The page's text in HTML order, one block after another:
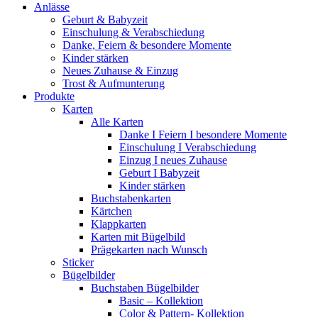
Anlässe
Geburt & Babyzeit
Einschulung & Verabschiedung
Danke, Feiern & besondere Momente
Kinder stärken
Neues Zuhause & Einzug
Trost & Aufmunterung
Produkte
Karten
Alle Karten
Danke I Feiern I besondere Momente
Einschulung I Verabschiedung
Einzug I neues Zuhause
Geburt I Babyzeit
Kinder stärken
Buchstabenkarten
Kärtchen
Klappkarten
Karten mit Bügelbild
Prägekarten nach Wunsch
Sticker
Bügelbilder
Buchstaben Bügelbilder
Basic – Kollektion
Color & Pattern- Kollektion